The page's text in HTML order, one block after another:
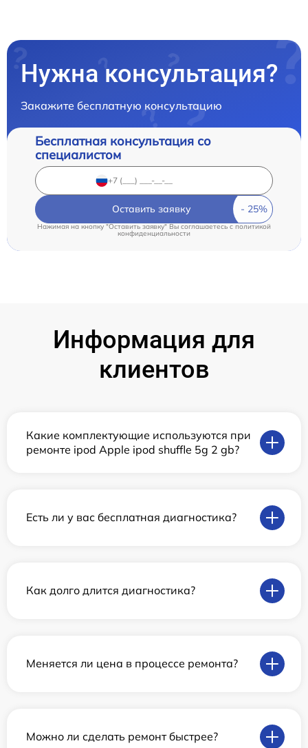
Нужна консультация?
Закажите бесплатную консультацию
Бесплатная консультация со
специалистом
Оставить заявку
Нажимая на кнопку "Оставить заявку" Вы соглашаетесь cполитикой
конфиденциальности
Информация для
клиентов
Какие комплектующие используются при
ремонте ipod Apple ipod shuffle 5g 2 gb?
Есть ли у вас бесплатная диагностика?
Как долго длится диагностика?
Меняется ли цена в процессе ремонта?
Можно ли сделать ремонт быстрее?